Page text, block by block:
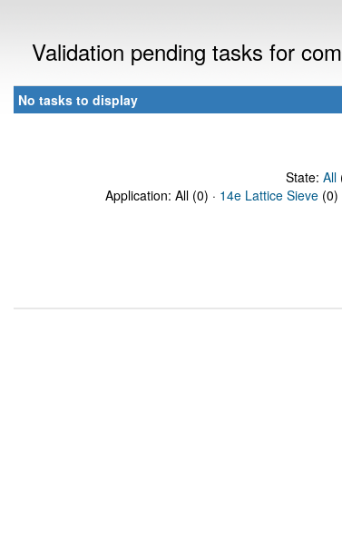
Validation pending tasks for
No tasks to display
State: All
Application: All (0) · 14e Lattice Sieve (0)